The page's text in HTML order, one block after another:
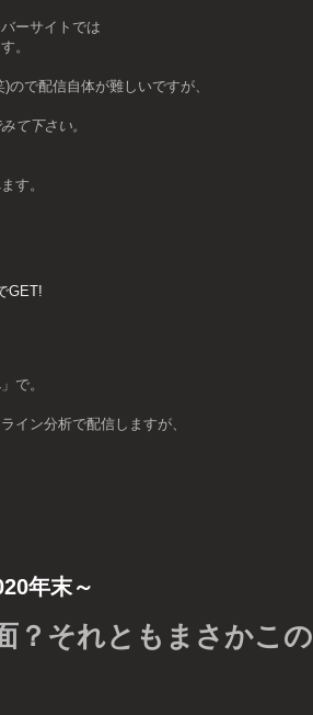
ーサイトでは
。
で配信自体が難しいですが、
て下さい。
す。
GET!
」で。
イン分析で配信しますが、
年末～
？それともまさかこの